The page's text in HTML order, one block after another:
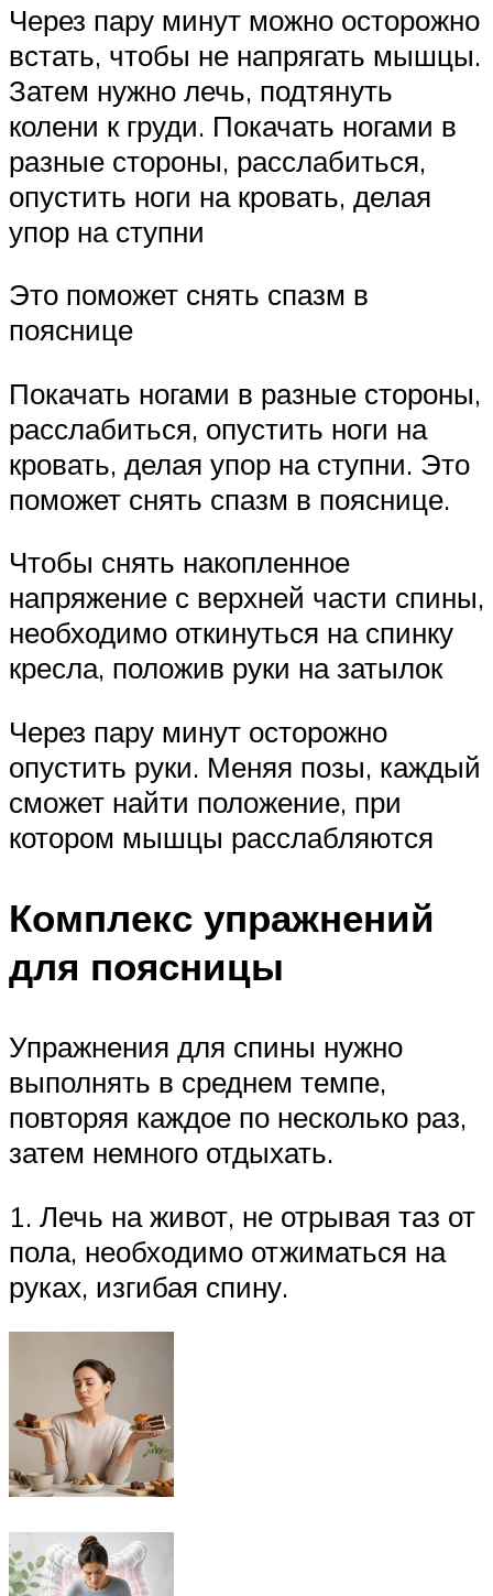
Через пару минут можно осторожно
встать, чтобы не напрягать мышцы.
Затем нужно лечь, подтянуть
колени к груди. Покачать ногами в
разные стороны, расслабиться,
опустить ноги на кровать, делая
упор на ступни
Это поможет снять спазм в
пояснице
Покачать ногами в разные стороны,
расслабиться, опустить ноги на
кровать, делая упор на ступни. Это
поможет снять спазм в пояснице.
Чтобы снять накопленное
напряжение с верхней части спины,
необходимо откинуться на спинку
кресла, положив руки на затылок
Через пару минут осторожно
опустить руки. Меняя позы, каждый
сможет найти положение, при
котором мышцы расслабляются
Комплекс упражнений
для поясницы
Упражнения для спины нужно
выполнять в среднем темпе,
повторяя каждое по несколько раз,
затем немного отдыхать.
1. Лечь на живот, не отрывая таз от
пола, необходимо отжиматься на
руках, изгибая спину.